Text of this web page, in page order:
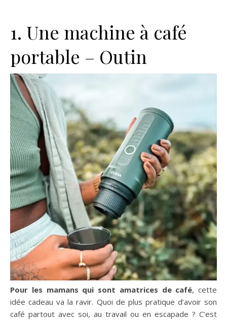
1. Une machine à café
portable – Outin
Pour les mamans qui sont amatrices de café, cette
idée cadeau va la ravir. Quoi de plus pratique d’avoir son
café partout avec soi, au travail ou en escapade ? C’est